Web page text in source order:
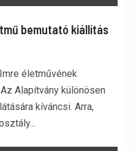
bemutató kiállítás
életművének
Alapítvány különösen
kíváncsi. Arra,